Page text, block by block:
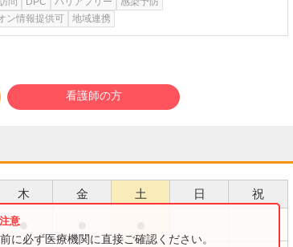
ン情報提供可 地域連携
看護師の方
木 金 土 日 祝
●
に必ず医療機関に直接ご確認ください。